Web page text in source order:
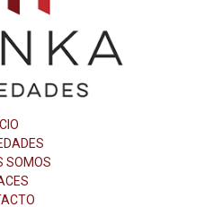
SOMOS